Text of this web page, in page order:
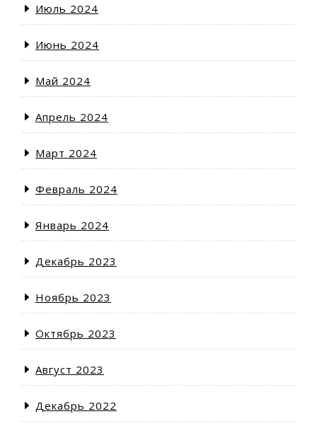
Июль 2024
Июнь 2024
Май 2024
Апрель 2024
Март 2024
Февраль 2024
Январь 2024
Декабрь 2023
Ноябрь 2023
Октябрь 2023
Август 2023
Декабрь 2022